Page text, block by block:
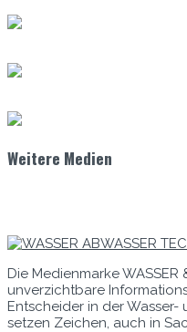
Weitere Medien
Die Medienmarke WASSER
unverzichtbare
Entscheider in der Wasser-
setzen Zeichen, auch in